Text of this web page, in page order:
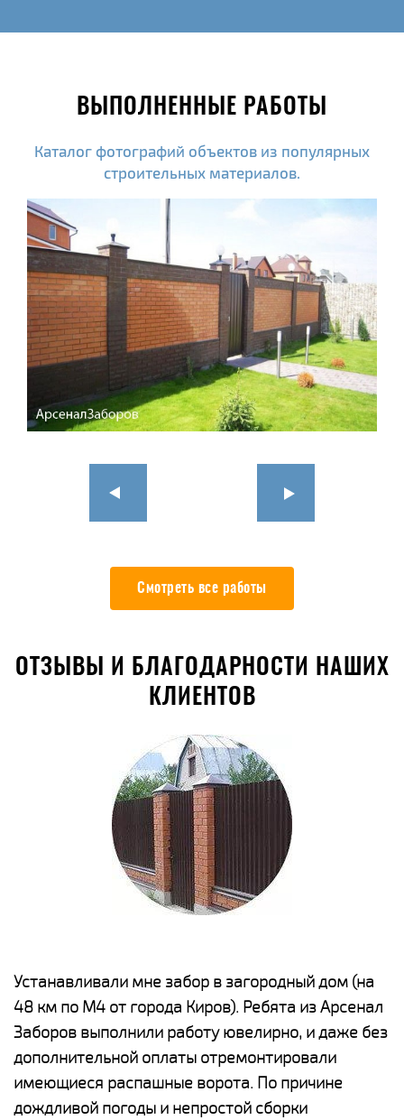
ВЫПОЛНЕННЫЕ РАБОТЫ
Каталог фотографий объектов из популярных
строительных материалов.
Смотреть все работы
ОТЗЫВЫ И БЛАГОДАРНОСТИ НАШИХ
КЛИЕНТОВ
Устанавливали мне забор в загородный дом (на
48 км по М4 от города Киров). Ребята из Арсенал
Заборов выполнили работу ювелирно, и даже без
дополнительной оплаты отремонтировали
имеющиеся распашные ворота. По причине
дождливой погоды и непростой сборки